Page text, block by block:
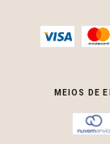
MEIOS DE